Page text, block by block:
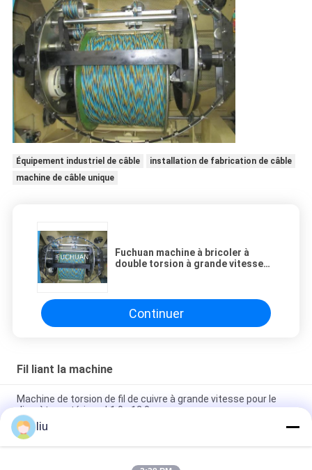
Équipement industriel de câble
installation de fabrication de câble
machine de câble unique
Fuchuan machine à bricoler à
double torsion à grande vitesse
Continuer
Fil liant la machine
Machine de torsion de fil de cuivre à grande vitesse pour le
diamètre extérieur Φ1.0 - 12.0 mm
Machine à faire des ensembles à double torsion pour fils de
cuivre à fil de base
liu